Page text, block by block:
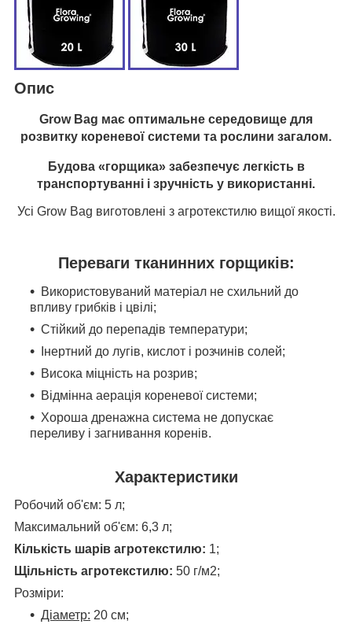
Опис
Grow Bag має оптимальне середовище для
розвитку кореневої системи та рослини загалом.
Будова «горщика» забезпечує легкість в
транспортуванні і зручність у використанні.
Усі Grow Bag виготовлені з агротекстилю вищої якості.
Переваги тканинних горщиків:
Використовуваний матеріал не схильний до
впливу грибків і цвілі;
Стійкий до перепадів температури;
Інертний до лугів, кислот і розчинів солей;
Висока міцність на розрив;
Відмінна аерація кореневої системи;
Хороша дренажна система не допускає
переливу і загнивання коренів.
Характеристики
Робочий об'єм: 5 л;
Максимальний об'єм: 6,3 л;
Кількість шарів агротекстилю: 1;
Щільність агротекстилю: 50 г/м2;
Розміри:
Діаметр: 20 см;